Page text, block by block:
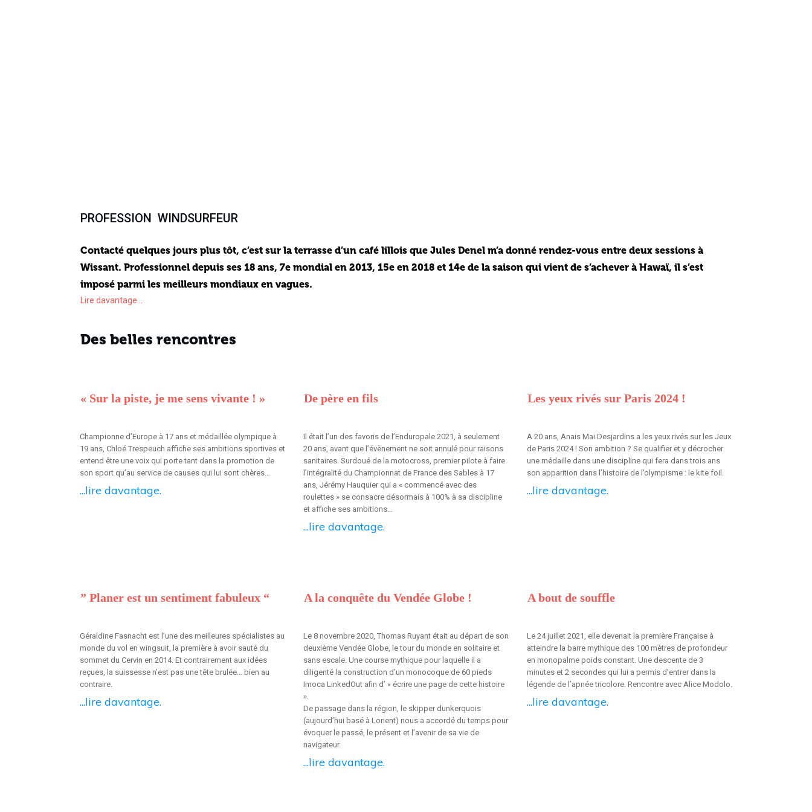
PROFESSION WINDSURFEUR
Contacté quelques jours plus tôt, c’est sur la terrasse d’un café lillois que Jules Denel m’a donné rendez-vous entre deux sessions à
Wissant. Professionnel depuis ses 18 ans, 7e mondial en 2013, 15e en 2018 et 14e de la saison qui vient de s’achever à Hawaï, il s’est
imposé parmi les meilleurs mondiaux en vagues.
Lire davantage...
Des belles rencontres
« Sur la piste, je me sens vivante ! »
Championne d’Europe à 17 ans et médaillée olympique à
19 ans, Chloé Trespeuch affiche ses ambitions sportives et
entend être une voix qui porte tant dans la promotion de
son sport qu’au service de causes qui lui sont chères…
...lire davantage.
De père en fils
Il était l’un des favoris de l’Enduropale 2021, à seulement
20 ans, avant que l’évènement ne soit annulé pour raisons
sanitaires. Surdoué de la motocross, premier pilote à faire
l’intégralité du Championnat de France des Sables à 17
ans, Jérémy Hauquier qui a « commencé avec des
roulettes » se consacre désormais à 100% à sa discipline
et affiche ses ambitions…
...lire davantage.
Les yeux rivés sur Paris 2024 !
A 20 ans, Anais Mai Desjardins a les yeux rivés sur les Jeux
de Paris 2024 ! Son ambition ? Se qualifier et y décrocher
une médaille dans une discipline qui fera dans trois ans
son apparition dans l’histoire de l’olympisme : le kite foil.
...lire davantage.
” Planer est un sentiment fabuleux “
Géraldine Fasnacht est l’une des meilleures spécialistes au
monde du vol en wingsuit, la première à avoir sauté du
sommet du Cervin en 2014. Et contrairement aux idées
reçues, la suissesse n’est pas une tête brulée… bien au
contraire.
...lire davantage.
A la conquête du Vendée Globe !
Le 8 novembre 2020, Thomas Ruyant était au départ de son
deuxième Vendée Globe, le tour du monde en solitaire et
sans escale. Une course mythique pour laquelle il a
diligenté la construction d’un monocoque de 60 pieds
Imoca LinkedOut afin d’ « écrire une page de cette histoire
».
De passage dans la région, le skipper dunkerquois
(aujourd’hui basé à Lorient) nous a accordé du temps pour
évoquer le passé, le présent et l’avenir de sa vie de
navigateur.
...lire davantage.
A bout de souffle
Le 24 juillet 2021, elle devenait la première Française à
atteindre la barre mythique des 100 mètres de profondeur
en monopalme poids constant. Une descente de 3
minutes et 2 secondes qui lui a permis d’entrer dans la
légende de l’apnée tricolore. Rencontre avec Alice Modolo.
...lire davantage.